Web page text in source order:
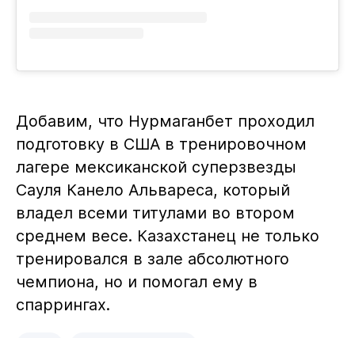
Добавим, что Нурмаганбет проходил
подготовку в США в тренировочном
лагере мексиканской суперзвезды
Сауля Канело Альвареса, который
владел всеми титулами во втором
среднем весе. Казахстанец не только
тренировался в зале абсолютного
чемпиона, но и помогал ему в
спаррингах.